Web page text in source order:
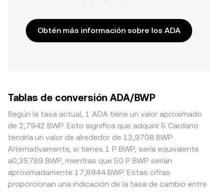
Obtén más información sobre los ADA
Tablas de conversión ADA/BWP
Según la tasa actual, 1 ADA tiene un valor aproximado
de 2,7942 BWP. Esto significa que adquirir 5 Cardano
tendría un valor de alrededor de 13,9708 BWP.
Alternativamente, si tienes 1 P BWP, sería equivalente
a0,35789 BWP, mientras que 50 P BWP serían
aproximadamente 17,8944 BWP. Estas cifras
proporcionan una indicación de la tasa de cambio entre